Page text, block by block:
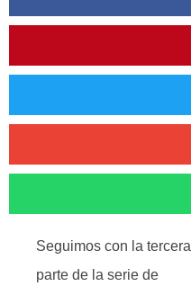
Seguimos con la tercera
parte de la serie de